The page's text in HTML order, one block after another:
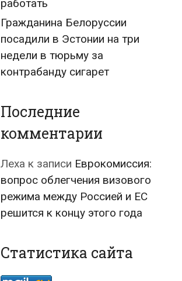
работать
Гражданина Белоруссии
посадили в Эстонии на три
недели в тюрьму за
контрабанду сигарет
Последние
комментарии
Леха к записи Еврокомиссия:
вопрос облегчения визового
режима между Россией и ЕС
решится к концу этого года
Статистика сайта